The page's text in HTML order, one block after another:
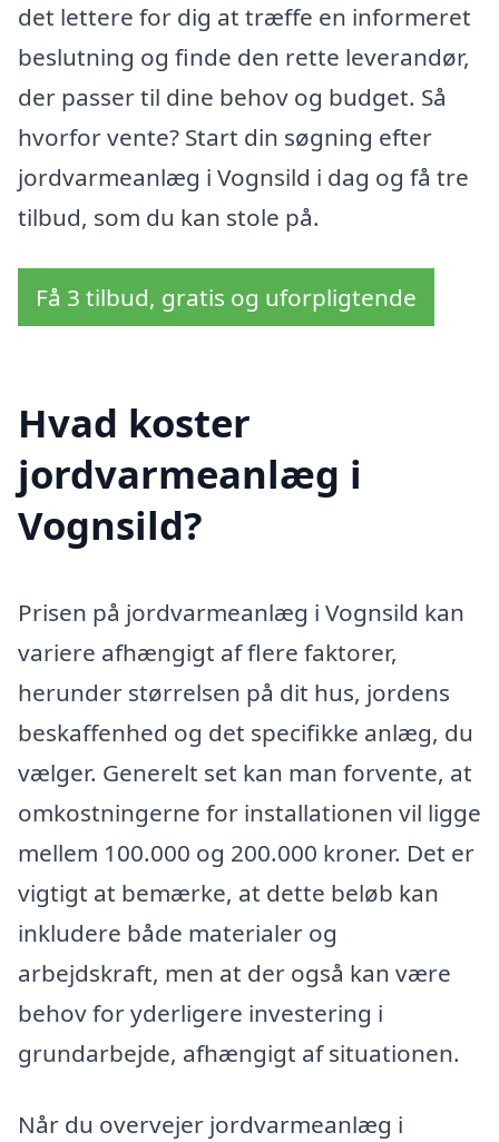
det lettere for dig at træffe en informeret
beslutning og finde den rette leverandør,
der passer til dine behov og budget. Så
hvorfor vente? Start din søgning efter
jordvarmeanlæg i Vognsild i dag og få tre
tilbud, som du kan stole på.
Få 3 tilbud, gratis og uforpligtende
Hvad koster
jordvarmeanlæg i
Vognsild?
Prisen på jordvarmeanlæg i Vognsild kan
variere afhængigt af flere faktorer,
herunder størrelsen på dit hus, jordens
beskaffenhed og det specifikke anlæg, du
vælger. Generelt set kan man forvente, at
omkostningerne for installationen vil ligge
mellem 100.000 og 200.000 kroner. Det er
vigtigt at bemærke, at dette beløb kan
inkludere både materialer og
arbejdskraft, men at der også kan være
behov for yderligere investering i
grundarbejde, afhængigt af situationen.
Når du overvejer jordvarmeanlæg i